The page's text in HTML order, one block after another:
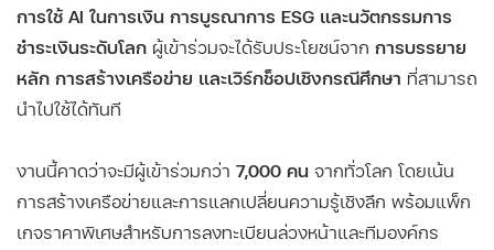
การใช้ AI ในการเงิน การบูรณาการ ESG และนวัตกรรมการ
ชำระเงินระดับโลก ผู้เข้าร่วมจะได้รับประโยชน์จาก การบรรยาย
หลัก การสร้างเครือข่าย และเวิร์กช็อปเชิงกรณีศึกษา ที่สามารถ
นำไปใช้ได้ทันที
งานนี้คาดว่าจะมีผู้เข้าร่วมกว่า 7,000 คน จากทั่วโลก โดยเน้น
การสร้างเครือข่ายและการแลกเปลี่ยนความรู้เชิงลึก พร้อมแพ็ก
เกจราคาพิเศษสำหรับการลงทะเบียนล่วงหน้าและทีมองค์กร